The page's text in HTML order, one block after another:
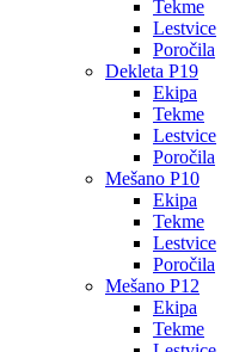
Tekme
Lestvice
Poročila
Dekleta P19
Ekipa
Tekme
Lestvice
Poročila
Mešano P10
Ekipa
Tekme
Lestvice
Poročila
Mešano P12
Ekipa
Tekme